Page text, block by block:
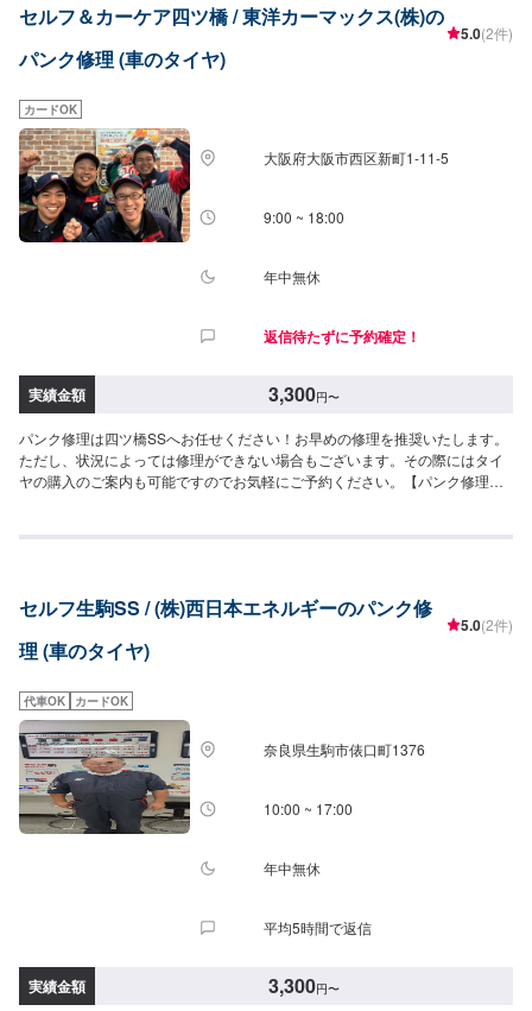
セルフ＆カーケア四ツ橋 / 東洋カーマックス(株)の
パンク修理 (車のタイヤ)
5.0(2件)
カードOK
大阪府大阪市西区新町1-11-5
9:00 ~ 18:00
年中無休
返信待たずに予約確定！
実績金額 3,300円〜
パンク修理は四ツ橋SSへお任せください！お早めの修理を推奨いたします。
ただし、状況によっては修理ができない場合もございます。その際にはタイ
ヤの購入のご案内も可能ですのでお気軽にご予約ください。【パンク修理価
セルフ生駒SS / (株)西日本エネルギーのパンク修
理 (車のタイヤ)
5.0(2件)
代車OK カードOK
奈良県生駒市俵口町1376
10:00 ~ 17:00
年中無休
平均5時間で返信
実績金額 3,300円〜